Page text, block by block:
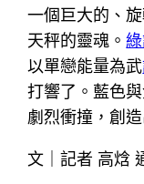
一個巨大的、
天秤的靈魂。
以單戀能量為武
打響了。藍色
劇烈衝撞，創
文｜記者 高焓